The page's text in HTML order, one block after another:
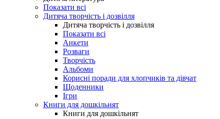
Показати всі
Дитяча творчість і дозвілля
Дитяча творчість і дозвілля
Показати всі
Анкети
Розваги
Творчість
Альбоми
Корисні поради для хлопчиків та дівчат
Щоденники
Ігри
Книги для дошкільнят
Книги для дошкільнят